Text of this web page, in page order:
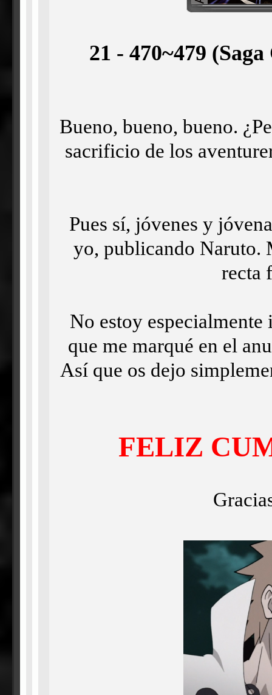
21 - 470~479
Bueno, bueno, bueno.
sacrificio de los
Pues sí, jóvenes y
yo, publicando Naruto.
recta
No estoy especialmente
que me marqué en el
Así que os dejo
FELIZ